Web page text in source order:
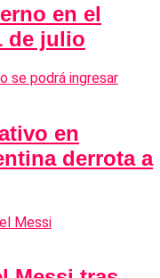
en el
de julio
en
derrota a